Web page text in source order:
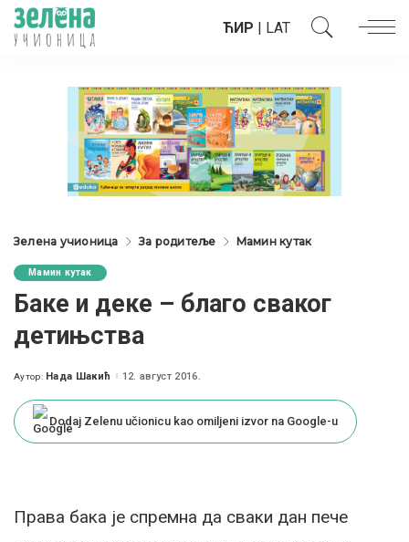
ЋИР | LAT
Зелена учионица За родитеље Мамин кутак
Мамин кутак
Баке и деке – благо сваког
детињства
Posted
Аутор: Нада Шакић 12. август 2016.
Dodaj Zelenu učionicu kao omiljeni izvor na Google-u
Права бака је спремна да сваки дан пече